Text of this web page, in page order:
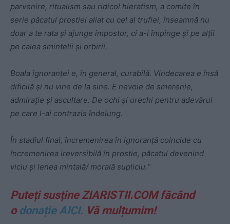
parvenire, ritualism sau ridicol hieratism, a comite în
serie păcatul prostiei aliat cu cel al trufiei, înseamnă nu
doar a te rata și ajunge impostor, ci a-i împinge și pe alții
pe calea smintelii și orbirii.
Boala ignoranței e, în general, curabilă. Vindecarea e însă
dificilă și nu vine de la sine. E nevoie de smerenie,
admirație și ascultare. De ochi și urechi pentru adevărul
pe care l-ai contrazis îndelung.
În stadiul final, încremenirea în ignoranță coincide cu
încremenirea ireversibilă în prostie, păcatul devenind
viciu și lenea mintală/ morală supliciu.“
Puteți susține ZIARISTII.COM făcând
o donație AICI. Vă mulțumim!